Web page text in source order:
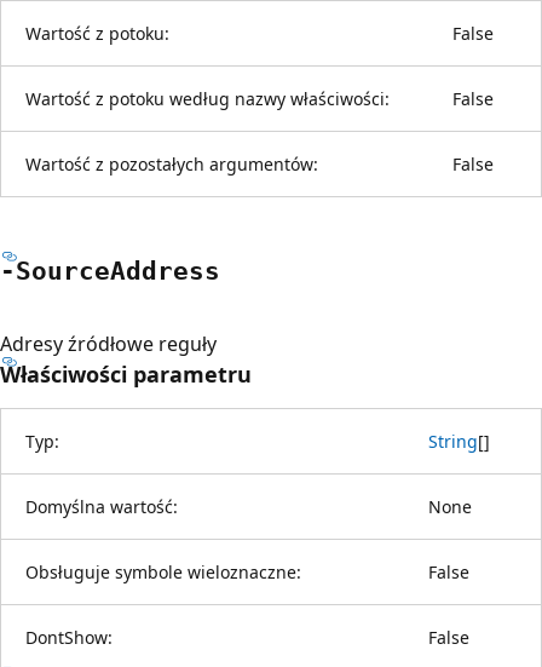
Wartość z potoku: False
Wartość z potoku według nazwy właściwości: False
Wartość z pozostałych argumentów: False
-SourceAddress
Adresy źródłowe reguły
Właściwości parametru
Typ: String[]
Domyślna wartość: None
Obsługuje symbole wieloznaczne: False
DontShow: False